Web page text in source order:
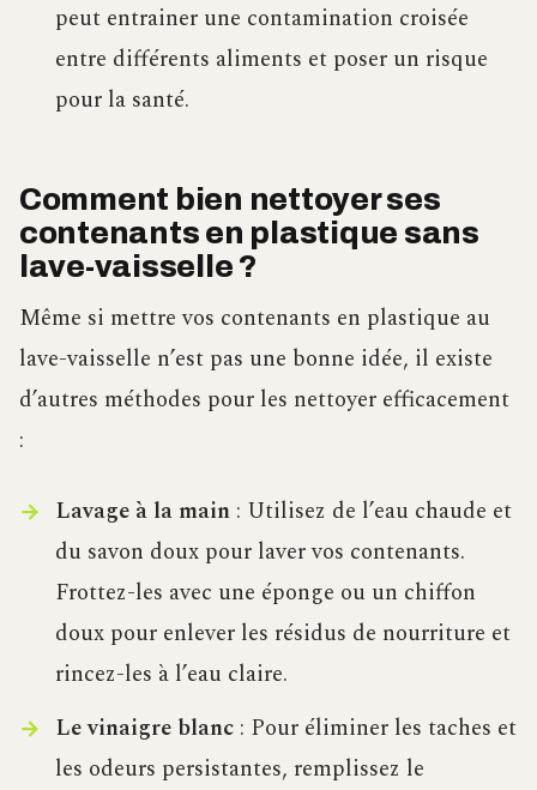
peut entrainer une contamination croisée
entre différents aliments et poser un risque
pour la santé.
Comment bien nettoyer ses
contenants en plastique sans
lave-vaisselle ?
Même si mettre vos contenants en plastique au
lave-vaisselle n’est pas une bonne idée, il existe
d’autres méthodes pour les nettoyer efficacement
:
Lavage à la main: Utilisez de l’eau chaude et
du savon doux pour laver vos contenants.
Frottez-les avec une éponge ou un chiffon
doux pour enlever les résidus de nourriture et
rincez-les à l’eau claire.
Le vinaigre blanc: Pour éliminer les taches et
les odeurs persistantes, remplissez le